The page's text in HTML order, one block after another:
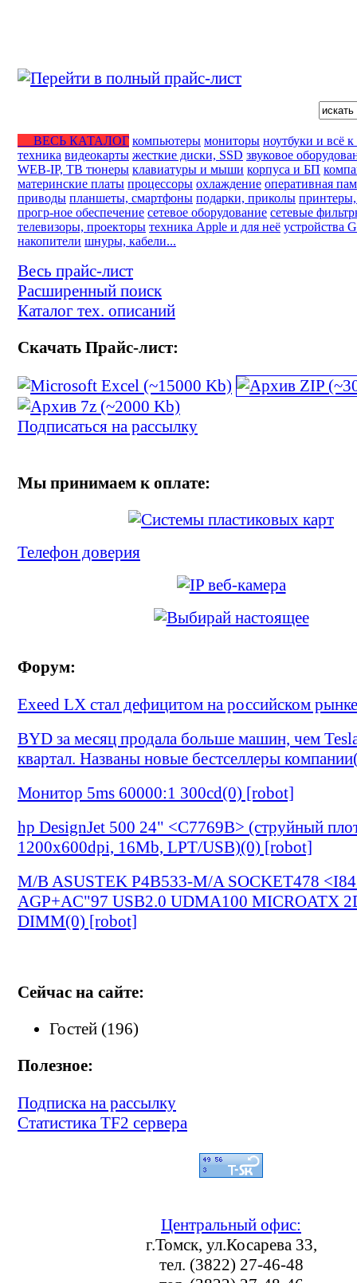
ВЕСЬ КАТАЛОГ компьютеры мониторы ноутбуки и всё
техника видеокарты жесткие диски, SSD звуковое
WEB-IP, ТВ тюнеры клавиатуры и мыши корпуса и БП
материнские платы процессоры охлаждение оперативная
приводы планшеты, смартфоны подарки, приколы
прогр-ное обеспечение сетевое оборудование сетевые
телевизоры, проекторы техника Apple и для неё устройства
накопители шнуры, кабели...
Весь прайс-лист
Расширенный поиск
Каталог тех. описаний
Скачать Прайс-лист:
Подписаться на рассылку
Мы принимаем к оплате:
Телефон доверия
Форум:
Exeed LX стал дефицитом на российском
BYD за месяц продала больше машин, чем
квартал. Названы новые бестселлеры
Монитор 5ms 60000:1 300cd(0) [robot]
hp DesignJet 500 24" <C7769B> (струйный
1200х600dpi, 16Mb, LPT/USB)(0) [robot]
M/B ASUSTEK P4B533-M/A SOCKET478
AGP+AC"97 USB2.0 UDMA100 MICROATX
DIMM(0) [robot]
Сейчас на сайте:
Гостей (196)
Полезное:
Подписка на рассылку
Статистика TF2 сервера
Центральный офис:
г.Томск, ул.Косарева 33,
тел. (3822) 27-46-48